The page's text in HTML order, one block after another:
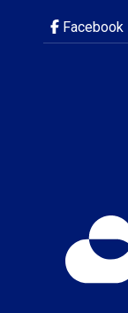
Facebook